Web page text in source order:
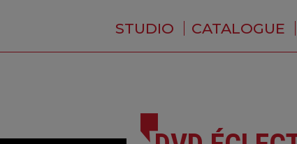
STUDIO
QUI SOMMES-NOUS ?
CATALOGUE